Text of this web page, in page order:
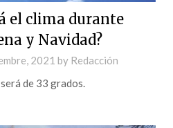
el clima durante
y Navidad?
2021 by Redacción
de 33 grados.